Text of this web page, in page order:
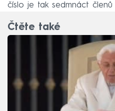
číslo je tak sedmnáct
Čtěte také